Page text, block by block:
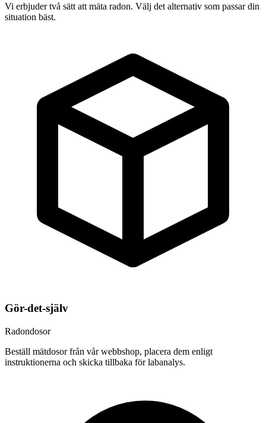
Vi erbjuder två sätt att mäta radon. Välj det alternativ som passar din
situation bäst.
Gör-det-själv
Radondosor
Beställ mätdosor från vår webbshop, placera dem enligt
instruktionerna och skicka tillbaka för labanalys.